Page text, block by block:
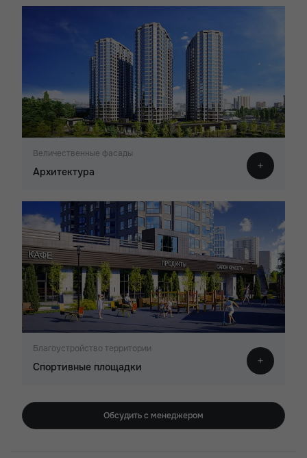
Величественные фасады
Архитектура
Благоустройство территории
Спортивные площадки
Обсудить с менеджером